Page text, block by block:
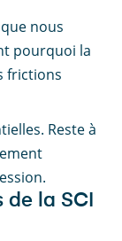
nous
pourquoi la
frictions
Reste à
la SCI